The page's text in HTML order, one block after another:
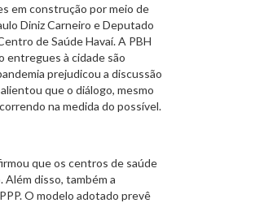
em construção por meio de
Diniz Carneiro e Deputado
de Saúde Havaí. A PBH
entregues à cidade são
prejudicou a discussão
que o diálogo, mesmo
na medida do possível.
que os centros de saúde
disso, também a
O modelo adotado prevê